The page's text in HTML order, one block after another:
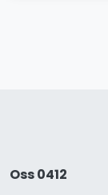
Oss 0412